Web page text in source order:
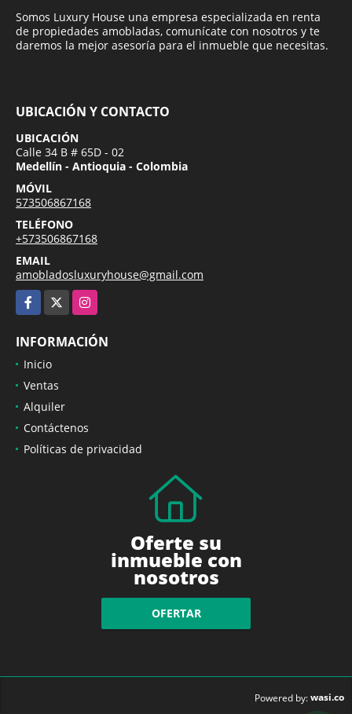
Somos Luxury House una empresa especializada en renta
de propiedades amobladas, comunícate con nosotros y te
daremos la mejor asesoría para el inmueble que necesitas.
UBICACIÓN Y CONTACTO
UBICACIÓN
Calle 34 B # 65D - 02
Medellín - Antioquia - Colombia
MÓVIL
573506867168
TELÉFONO
+573506867168
EMAIL
amobladosluxuryhouse@gmail.com
Facebook
Instagram
INFORMACIÓN
Inicio
Ventas
Alquiler
Contáctenos
Políticas de privacidad
Oferte su
inmueble con
nosotros
OFERTAR
Powered by:wasi.co